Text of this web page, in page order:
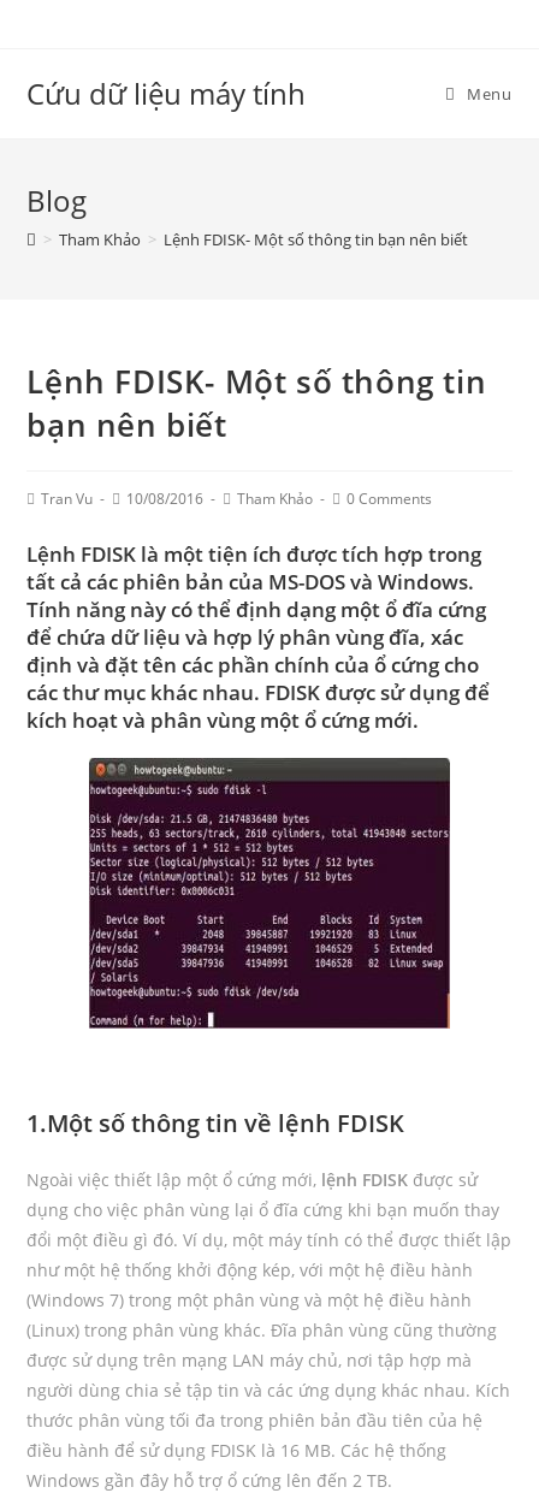
Cứu dữ liệu máy tính Menu
Blog
> Tham Khảo > Lệnh FDISK- Một số thông tin bạn nên biết
Lệnh FDISK- Một số thông tin
bạn nên biết
PostTran Vu
Post10/08/2016
PostTham Khảo
Post0 Comments
Lệnh FDISK là một tiện ích được tích hợp trong
tất cả các phiên bản của MS-DOS và Windows.
Tính năng này có thể định dạng một ổ đĩa cứng
để chứa dữ liệu và hợp lý phân vùng đĩa, xác
định và đặt tên các phần chính của ổ cứng cho
các thư mục khác nhau. FDISK được sử dụng để
kích hoạt và phân vùng một ổ cứng mới.
1.Một số thông tin về lệnh FDISK
Ngoài việc thiết lập một ổ cứng mới, lệnh FDISK được sử
dụng cho việc phân vùng lại ổ đĩa cứng khi bạn muốn thay
đổi một điều gì đó. Ví dụ, một máy tính có thể được thiết lập
như một hệ thống khởi động kép, với một hệ điều hành
(Windows 7) trong một phân vùng và một hệ điều hành
(Linux) trong phân vùng khác. Đĩa phân vùng cũng thường
được sử dụng trên mạng LAN máy chủ, nơi tập hợp mà
người dùng chia sẻ tập tin và các ứng dụng khác nhau. Kích
thước phân vùng tối đa trong phiên bản đầu tiên của hệ
điều hành để sử dụng FDISK là 16 MB. Các hệ thống
Windows gần đây hỗ trợ ổ cứng lên đến 2 TB.